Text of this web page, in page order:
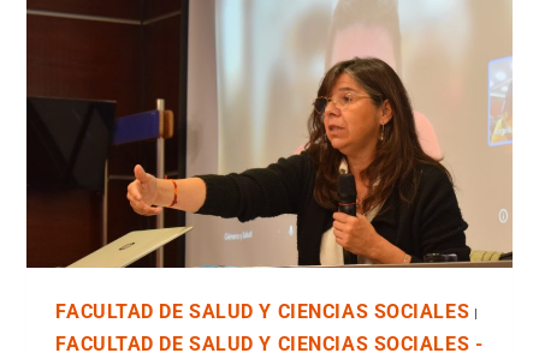
FACULTAD DE SALUD Y CIENCIAS SOCIALES
FACULTAD DE SALUD Y CIENCIAS SOCIALES -